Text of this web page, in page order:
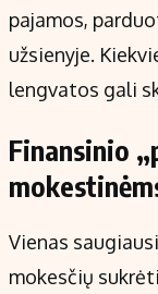
pajamos,
užsienyje.
lengvatos gali
Finansinio
Vienas
mokesčių